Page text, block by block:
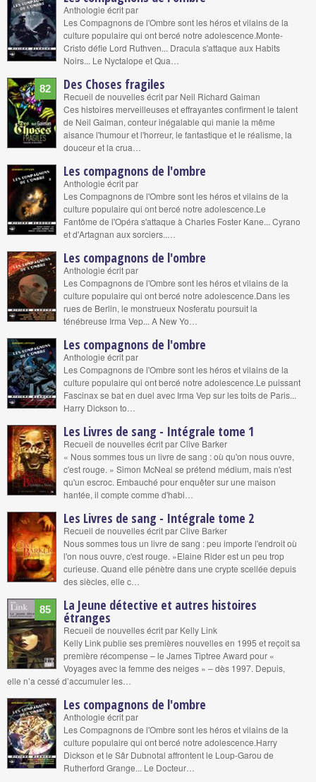
Anthologie écrit par
Les Compagnons de l'Ombre sont les héros et vilains de la
culture populaire qui ont bercé notre adolescence.Monte-
Cristo défie Lord Ruthven... Dracula s'attaque aux Habits
Noirs... Le Nyctalope et Qua…
82 Des Choses fragiles
Recueil de nouvelles écrit par Neil Richard Gaiman
Ces histoires merveilleuses et effrayantes confirment le talent
de Neil Gaiman, conteur inégalable qui manie la même
aisance l'humour et l'horreur, le fantastique et le réalisme, la
douceur et la crua…
Les compagnons de l'ombre
Anthologie écrit par
Les Compagnons de l'Ombre sont les héros et vilains de la
culture populaire qui ont bercé notre adolescence.Le
Fantôme de l'Opéra s'attaque à Charles Foster Kane... Cyrano
et d'Artagnan aux sorciers..…
Les compagnons de l'ombre
Anthologie écrit par
Les Compagnons de l'Ombre sont les héros et vilains de la
culture populaire qui ont bercé notre adolescence.Dans les
rues de Berlin, le monstrueux Nosferatu poursuit la
ténébreuse Irma Vep... A New Yo…
Les compagnons de l'ombre
Anthologie écrit par
Les Compagnons de l'Ombre sont les héros et vilains de la
culture populaire qui ont bercé notre adolescence.Le puissant
Fascinax se bat en duel avec Irma Vep sur les toits de Paris...
Harry Dickson to…
Les Livres de sang - Intégrale tome 1
Recueil de nouvelles écrit par Clive Barker
« Nous sommes tous un livre de sang : où qu'on nous ouvre,
c'est rouge. » Simon McNeal se prétend médium, mais n'est
qu'un escroc. Embauché pour enquêter sur une maison
hantée, il compte comme d'habi…
Les Livres de sang - Intégrale tome 2
Recueil de nouvelles écrit par Clive Barker
Nous sommes tous un livre de sang : peu importe l'endroit où
l'on nous ouvre, c'est rouge. »Elaine Rider est un peu trop
curieuse. Quand elle pénètre dans une crypte scellée depuis
des siècles, elle c…
85 La Jeune détective et autres histoires
étranges
Recueil de nouvelles écrit par Kelly Link
Kelly Link publie ses premières nouvelles en 1995 et reçoit sa
première récompense – le James Tiptree Award pour «
Voyages avec la femme des neiges » – dès 1997. Depuis,
elle n’a cessé d’accumuler les…
Les compagnons de l'ombre
Anthologie écrit par
Les Compagnons de l'Ombre sont les héros et vilains de la
culture populaire qui ont bercé notre adolescence.Harry
Dickson et le Sâr Dubnotal affrontent le Loup-Garou de
Rutherford Grange... Le Docteur…